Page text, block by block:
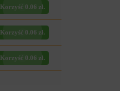
Korzyść 0.06 zł.
Korzyść 0.06 zł.
Korzyść 0.06 zł.